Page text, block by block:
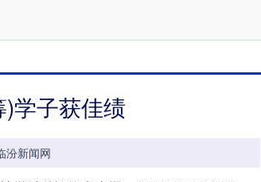
学子获佳绩
临汾新闻网